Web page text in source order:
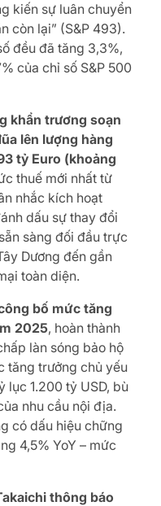
kiến sự luân chuyển
còn lại” (S&P 493).
đều đã tăng 3,3%,
của chỉ số S&P 500
khẩn trương soạn
lên lượng hàng
tỷ Euro (khoảng
thuế mới nhất từ
nhắc kích hoạt
dấu sự thay đổi
sàng đối đầu trực
Dương đến gần
toàn diện.
bố mức tăng
2025, hoàn thành
làn sóng bảo hộ
tăng trưởng chủ yếu
lục 1.200 tỷ USD, bù
nhu cầu nội địa.
có dấu hiệu chững
4,5% YoY – mức
thông báo